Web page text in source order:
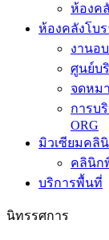
ห้องค
ห้องคลังโบ
งานอ
ศูนย์บ
จดหม
การบ
ORG
มิวเซียมคลิ
คลินิ
บริการพื้นที่
นิทรรศการ